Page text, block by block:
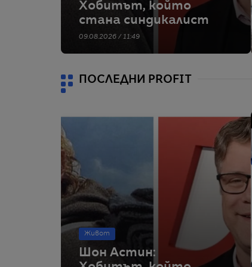
Хобитът, който
стана синдикалист
09.08.2026 / 11:49
ПОСЛЕДНИ PROFIT
Живот
Шон Астин: